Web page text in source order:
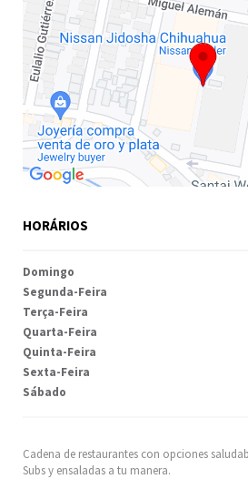
Cadena de restaurantes con opciones
Subs y ensaladas a tu manera.
HORÁRIOS
Domingo
Segunda-Feira
Terça-Feira
Quarta-Feira
Quinta-Feira
Sexta-Feira
Sábado